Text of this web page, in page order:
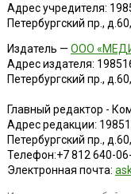
Адрес учредителя:
Петербургский пр.,
Издатель — ООО
Адрес издателя:
Петербургский пр.,
Главный редактор -
Адрес редакции:
Петербургский пр.,
Телефон:+7 812 640-
Электронная почта: